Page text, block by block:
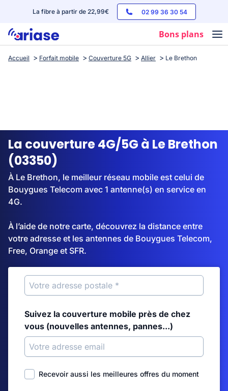
La fibre à partir de 22,99€ 02 99 36 30 54
Bons plans
Box internet
Streaming
Accueil Forfait mobile Couverture 5G Allier Le Brethon
La couverture 4G/5G à Le Brethon
(03350)
À Le Brethon, le meilleur réseau mobile est celui de
Bouygues Telecom avec 1 antenne(s) en service en
4G.
À l’aide de notre carte, découvrez la distance entre
votre adresse et les antennes de Bouygues Telecom,
Free, Orange et SFR.
Suivez la couverture mobile près de chez
vous (nouvelles antennes, pannes...)
Recevoir aussi les meilleures offres du moment